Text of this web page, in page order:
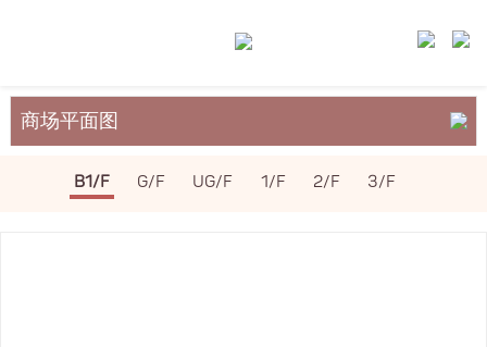
商场平面图
关于裕民坊
B1/F G/F UG/F 1/F 2/F 3/F